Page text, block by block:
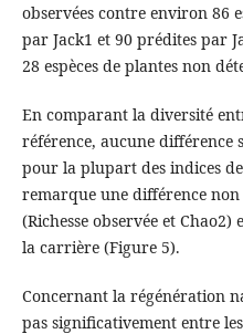
observées contre environ 86
par Jack1 et 90 prédites par
28 espèces de plantes non
En comparant la diversité
référence, aucune différence
pour la plupart des indices
remarque une différence non
(Richesse observée et
la carrière (Figure 5).
Concernant la régénération
pas significativement entre